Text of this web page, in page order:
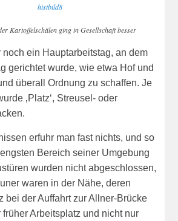
Kartoffelschälen ging in Gesellschaft besser
noch ein Hauptarbeitstag, an dem
gerichtet wurde, wie etwa Hof und
überall Ordnung zu schaffen. Je
‚Platz‘, Streusel- oder
erfuhr man fast nichts, und so
Bereich seiner Umgebung
wurden nicht abgeschlossen,
waren in der Nähe, deren
bei der Auffahrt zur Allner-Brücke
früher Arbeitsplatz und nicht nur